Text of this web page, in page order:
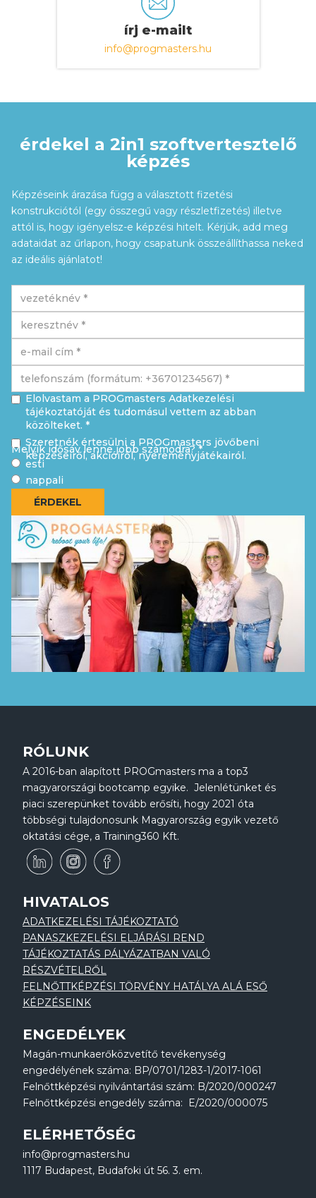
írj e-mailt
info@progmasters.hu
érdekel a 2in1 szoftvertesztelő
képzés
Képzéseink árazása függ a választott fizetési
konstrukciótól (egy összegű vagy részletfizetés) illetve
attól is, hogy igényelsz-e képzési hitelt. Kérjük, add meg
adataidat az űrlapon, hogy csapatunk összeállíthassa neked
az ideális ajánlatot!
Elolvastam a PROGmasters Adatkezelési
tájékoztatóját és tudomásul vettem az abban
közölteket. *
Szeretnék értesülni a PROGmasters jövőbeni
képzéseiről, akcióiról, nyereményjátékairól.
Melyik idősáv lenne jobb számodra? *
esti
nappali
RÓLUNK
A 2016-ban alapított PROGmasters ma a top3
magyarországi bootcamp egyike. Jelenlétünket és
piaci szerepünket tovább erősíti, hogy 2021 óta
többségi tulajdonosunk Magyarország egyik vezető
oktatási cége, a Training360 Kft.
HIVATALOS
ADATKEZELÉSI TÁJÉKOZTATÓ
PANASZKEZELÉSI ELJÁRÁSI REND
TÁJÉKOZTATÁS PÁLYÁZATBAN VALÓ
RÉSZVÉTELRŐL
FELNŐTTKÉPZÉSI TÖRVÉNY HATÁLYA ALÁ ESŐ
KÉPZÉSEINK
ENGEDÉLYEK
Magán-munkaerőközvetítő tevékenység
engedélyének száma: BP/0701/1283-1/2017-1061
Felnőttképzési nyilvántartási szám: B/2020/000247
Felnőttképzési engedély száma: E/2020/000075
ELÉRHETŐSÉG
info@progmasters.hu
1117 Budapest, Budafoki út 56. 3. em.